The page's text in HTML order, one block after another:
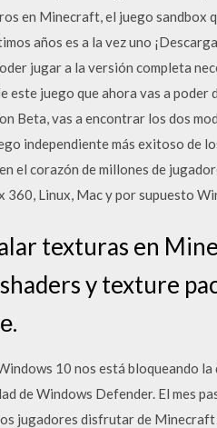
en Minecraft, el juego sandbox
años es a la vez uno
jugar a la versión completa
este juego que ahora vas a
Beta, vas a encontrar los dos
independiente más exitoso de
el corazón de millones de
360, Linux, Mac y por supuesto
texturas en
y texture
10 nos está bloqueando
de Windows Defender. El mes
jugadores disfrutar de